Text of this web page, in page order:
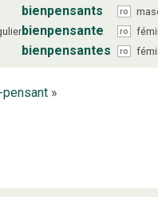
bienpensants ro
bienpensante ro
bienpensantes ro
»